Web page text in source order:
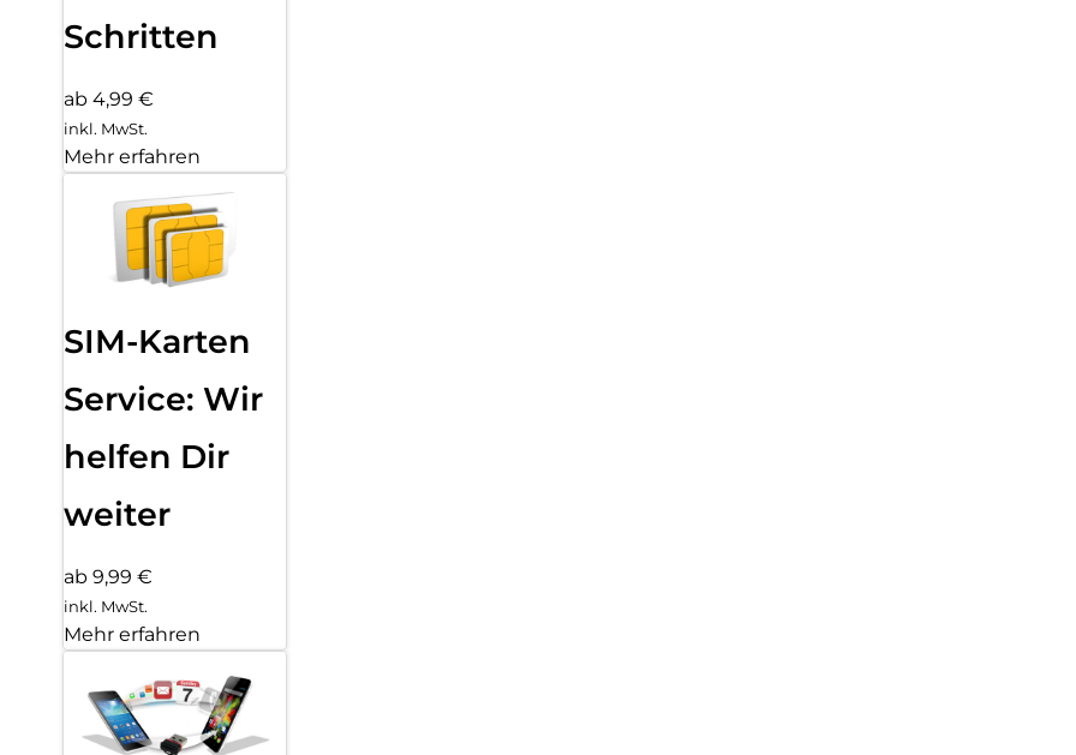
Schritten
ab 4,99 €
inkl. MwSt.
Mehr erfahren
SIM-Karten
Service: Wir
helfen Dir
weiter
ab 9,99 €
inkl. MwSt.
Mehr erfahren